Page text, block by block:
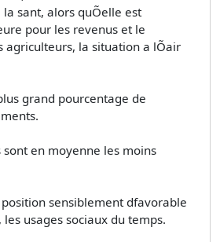
sant, alors quÕelle est
pour les revenus et le
agriculteurs, la situation a lÕair
grand pourcentage de
en moyenne les moins
sensiblement dfavorable
les usages sociaux du temps.